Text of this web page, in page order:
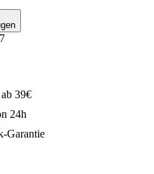
39€
24h
Garantie